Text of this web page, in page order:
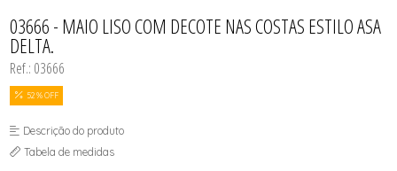
CONJUNTO
CONJUNTO BIQUÍNI
03666 - MAIO LISO COM DECOTE NAS COSTAS ESTILO ASA
DELTA.
Ref.: 03666
52 % OFF
Descrição do produto
Tabela de medidas